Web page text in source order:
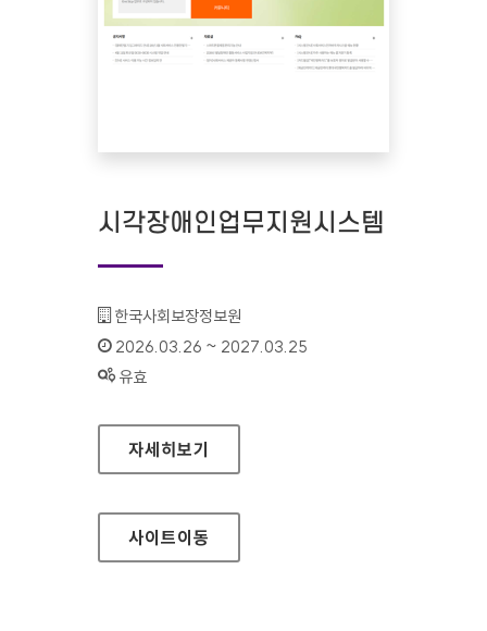
시각장애인업무지원시스템
기관명 :
한국사회보장정보원
인증기간 :
2026.03.26 ~ 2027.03.25
상태 :
유효
시각장애인업무지원시스템
자세히보기
사이트이동